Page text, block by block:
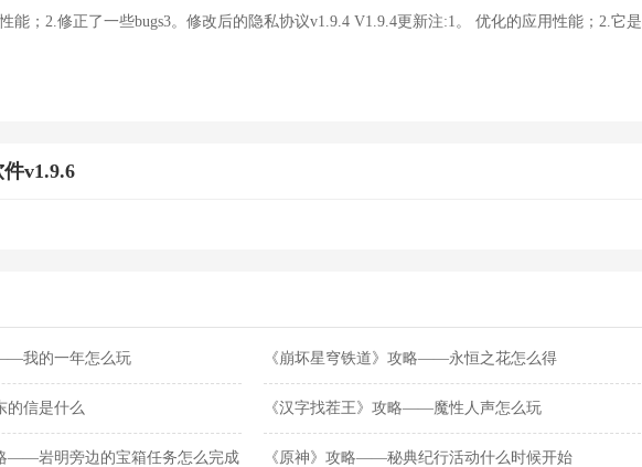
能；2.修正了一些bugs3。修改后的隐私协议v1.9.4 V1.9.4更新注:1。 优化的应用性能；2.它是
v1.9.6
我的一年怎么玩 《崩坏星穹铁道》攻略——永恒之花怎么得
的信是什么 《汉字找茬王》攻略——魔性人声怎么玩
——岩明旁边的宝箱任务怎么完成 《原神》攻略——秘典纪行活动什么时候开始